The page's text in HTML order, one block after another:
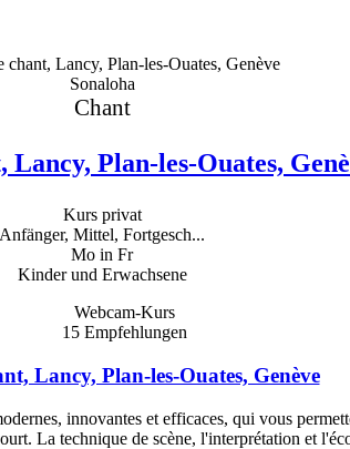
Sonaloha
Chant
Lancy, Plan-les-Ouates,
Kurs privat
Anfänger, Mittel, Fortgesch...
Mo in Fr
Kinder und Erwachsene
Webcam-Kurs
15Empfehlungen
Lancy, Plan-les-Ouates, Genève
innovantes et efficaces, qui vous
La technique de scène, l'interprétation et